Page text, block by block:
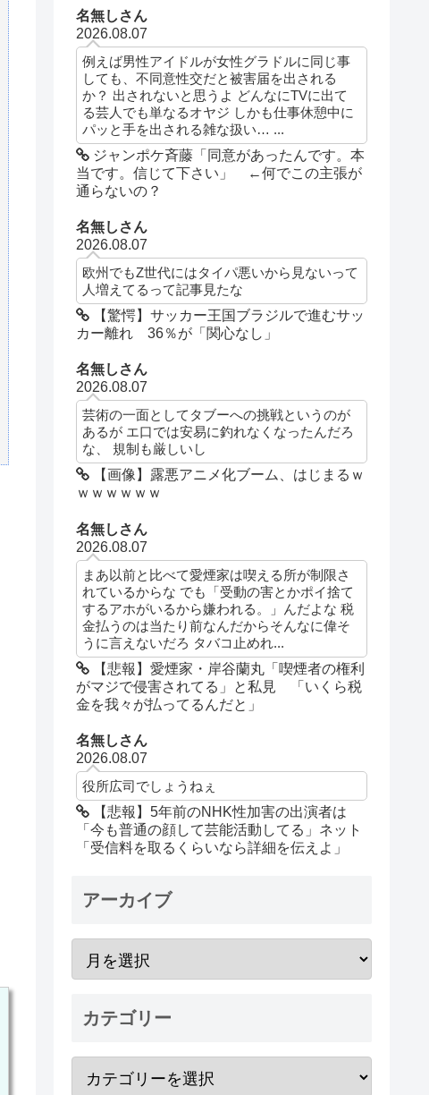
名無しさん
2026.08.07
例えば男性アイドルが女性グラドルに同じ事
しても、不同意性交だと被害届を出される
か？ 出されないと思うよ どんなにTVに出て
る芸人でも単なるオヤジ しかも仕事休憩中に
パッと手を出される雑な扱い… ...
ジャンポケ斉藤「同意があったんです。本
当です。信じて下さい」 ←何でこの主張が
通らないの？
名無しさん
2026.08.07
欧州でもZ世代にはタイパ悪いから見ないって
人増えてるって記事見たな
【驚愕】サッカー王国ブラジルで進むサッ
カー離れ 36％が「関心なし」
名無しさん
2026.08.07
芸術の一面としてタブーへの挑戦というのが
あるが エ口では安易に釣れなくなったんだろ
な、 規制も厳しいし
【画像】露悪アニメ化ブーム、はじまるｗ
ｗｗｗｗｗｗ
名無しさん
2026.08.07
まあ以前と比べて愛煙家は喫える所が制限さ
れているからな でも「受動の害とかポイ捨て
するアホがいるから嫌われる。」んだよな 税
金払うのは当たり前なんだからそんなに偉そ
うに言えないだろ タバコ止めれ...
【悲報】愛煙家・岸谷蘭丸「喫煙者の権利
がマジで侵害されてる」と私見 「いくら税
金を我々が払ってるんだと」
名無しさん
2026.08.07
役所広司でしょうねぇ
【悲報】5年前のNHK性加害の出演者は
「今も普通の顔して芸能活動してる」ネット
「受信料を取るくらいなら詳細を伝えよ」
アーカイブ
カテゴリー